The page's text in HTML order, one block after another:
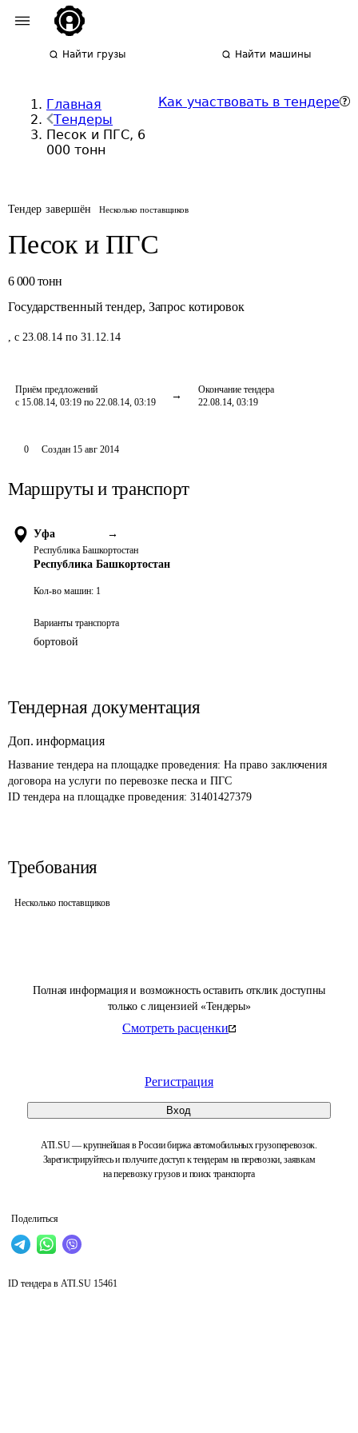
Найти грузы Найти машины
Главная
Тендеры
Песок и ПГС, 6
000 тонн
Как участвовать в тендере
Тендер завершён Несколько поставщиков
Песок и ПГС
6 000 тонн
Государственный тендер, Запрос котировок
, с 23.08.14 по 31.12.14
Приём предложений
с 15.08.14, 03:19 по 22.08.14, 03:19
Окончание тендера
22.08.14, 03:19
Полная информация и возможность оставить отклик доступны
только с лицензией «Тендеры»
Смотреть расценки
Регистрация
Вход
ATI.SU — крупнейшая в России биржа автомобильных грузоперевозок.
Зарегистрируйтесь и получите доступ к тендерам на перевозки, заявкам
на перевозку грузов и поиск транспорта
Поделиться
0 Создан 15 авг 2014
Маршруты и транспорт
Уфа →
Республика Башкортостан
Республика Башкортостан
Кол-во машин: 1
Варианты транспорта
бортовой
Тендерная документация
Доп. информация
Название тендера на площадке проведения: На право заключения
договора на услуги по перевозке песка и ПГС
ID тендера на площадке проведения: 31401427379
Требования
Несколько поставщиков
ID тендера в ATI.SU 15461